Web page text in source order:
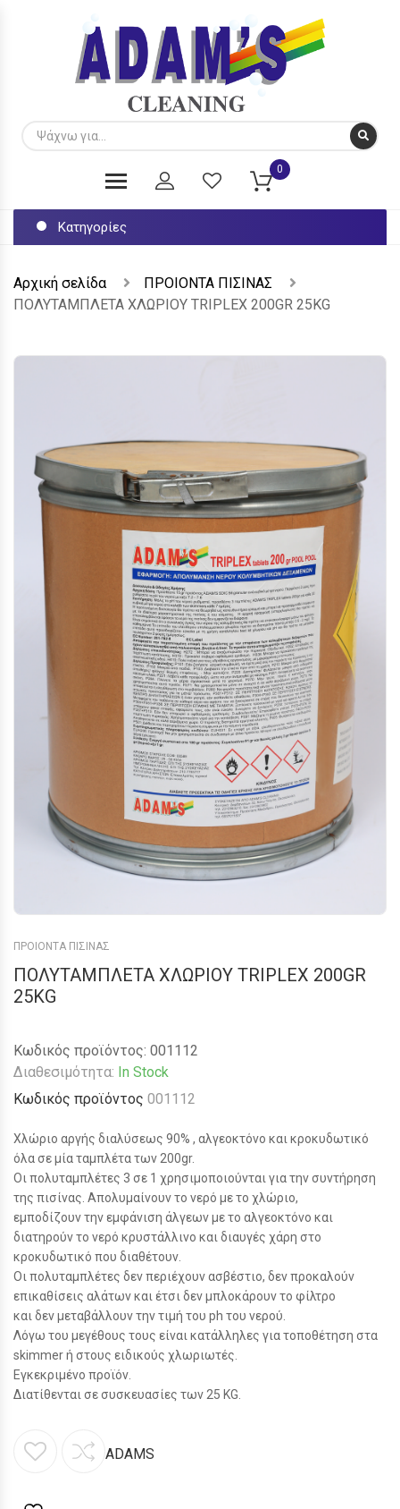
0
Κατηγορίες
Αρχική σελίδα
ΠΡΟΙΟΝΤΑ ΠΙΣΙΝΑΣ
ΠΟΛΥΤΑΜΠΛΕΤΑ ΧΛΩΡΙΟΥ ΤRIPLEX 200GR 25KG
ΠΡΟΙΟΝΤΑ ΠΙΣΙΝΑΣ
ΠΟΛΥΤΑΜΠΛΕΤΑ ΧΛΩΡΙΟΥ ΤRIPLEX 200GR
25KG
Κωδικός προϊόντος: 001112
Διαθεσιμότητα: In Stock
Κωδικός προϊόντος 001112
Χλώριο αργής διαλύσεως 90% , αλγεοκτόνο και κροκυδωτικό
όλα σε μία ταμπλέτα των 200gr.
Οι πολυταμπλέτες 3 σε 1 χρησιμοποιούνται για την συντήρηση
της πισίνας. Απολυμαίνουν το νερό με το χλώριο,
εμποδίζουν την εμφάνιση άλγεων με το αλγεοκτόνο και
διατηρούν το νερό κρυστάλλινο και διαυγές χάρη στο
κροκυδωτικό που διαθέτουν.
Οι πολυταμπλέτες δεν περιέχουν ασβέστιο, δεν προκαλούν
επικαθίσεις αλάτων και έτσι δεν μπλοκάρουν το φίλτρο
και δεν μεταβάλλουν την τιμή του ph του νερού.
Λόγω του μεγέθους τους είναι κατάλληλες για τοποθέτηση στα
skimmer ή στους ειδικούς χλωριωτές.
Εγκεκριμένο προϊόν.
Διατίθενται σε συσκευασίες των 25 KG.
ADAMS